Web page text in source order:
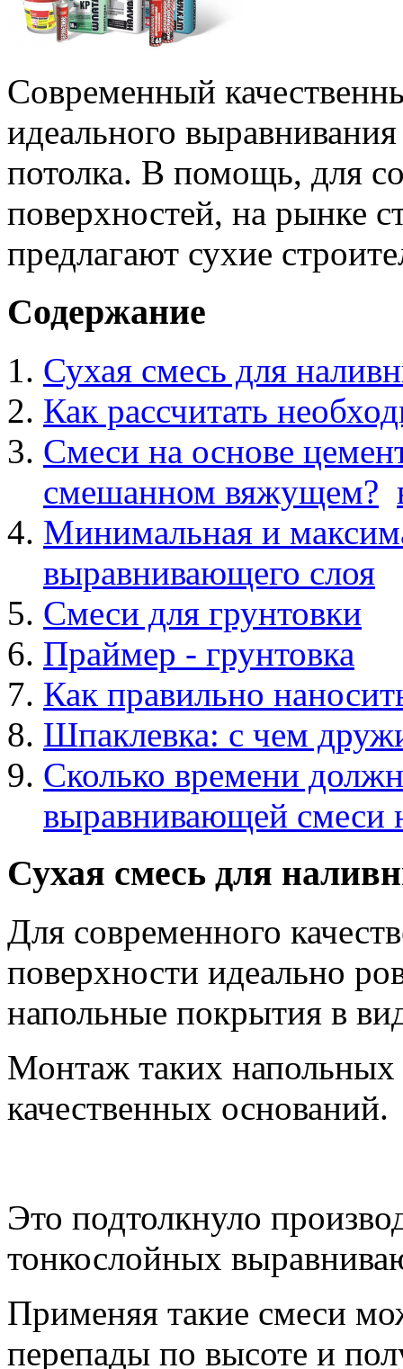
Современный
идеального
потолка. В помощь, для
поверхностей, на рынке
предлагают сухие
Содержание
Сухая смесь для
Как рассчитать
Смеси на основе
смешанном вяжущем?
Минимальная и
выравнивающего слоя
Смеси для грунтовки
Праймер - грунтовка
Как правильно
Шпаклевка: с чем
Сколько времени
выравнивающей смеси
Сухая смесь для
Для современного
поверхности идеально
напольные покрытия в
Монтаж таких напольных
качественных оснований.
Это подтолкнуло
тонкослойных
Применяя такие смеси
перепады по высоте и